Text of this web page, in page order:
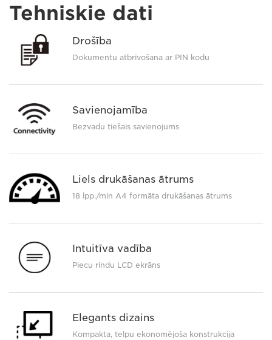
Tehniskie dati
Drošība
Dokumentu atbrīvošana ar PIN kodu
Savienojamība
Bezvadu tiešais savienojums
Liels drukāšanas ātrums
18 lpp./min A4 formāta drukāšanas ātrums
Intuitīva vadība
Piecu rindu LCD ekrāns
Elegants dizains
Kompakta, telpu ekonomējoša konstrukcija